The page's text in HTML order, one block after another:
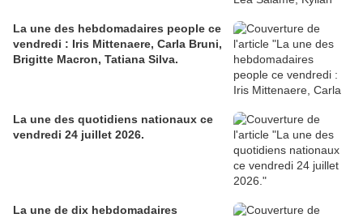
La une des hebdomadaires people ce
vendredi : Iris Mittenaere, Carla Bruni,
Brigitte Macron, Tatiana Silva.
La une des quotidiens nationaux ce
vendredi 24 juillet 2026.
La une de dix hebdomadaires